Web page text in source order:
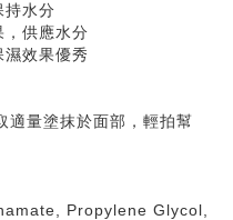
持水分
，供應水分
效果優秀
適量塗抹於面部，輕拍幫
Propylene Glycol,